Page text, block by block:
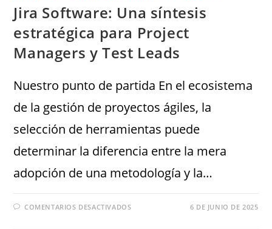
Jira Software: Una síntesis
estratégica para Project
Managers y Test Leads
Nuestro punto de partida En el ecosistema
de la gestión de proyectos ágiles, la
selección de herramientas puede
determinar la diferencia entre la mera
adopción de una metodología y la…
COMENTARIOS DESACTIVADOS 6 DE JUNIO DE 2025